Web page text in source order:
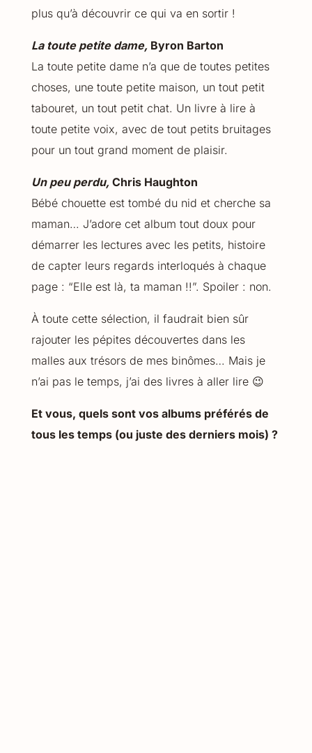
plus qu’à découvrir ce qui va en sortir !
La toute petite dame,Byron Barton
La toute petite dame n’a que de toutes petites
choses, une toute petite maison, un tout petit
tabouret, un tout petit chat. Un livre à lire à
toute petite voix, avec de tout petits bruitages
pour un tout grand moment de plaisir.
Un peu perdu,Chris Haughton
Bébé chouette est tombé du nid et cherche sa
maman… J’adore cet album tout doux pour
démarrer les lectures avec les petits, histoire
de capter leurs regards interloqués à chaque
page : “Elle est là, ta maman !!”. Spoiler : non.
À toute cette sélection, il faudrait bien sûr
rajouter les pépites découvertes dans les
malles aux trésors de mes binômes… Mais je
n’ai pas le temps, j’ai des livres à aller lire 😉
Et vous, quels sont vos albums préférés de
tous les temps (ou juste des derniers mois) ?